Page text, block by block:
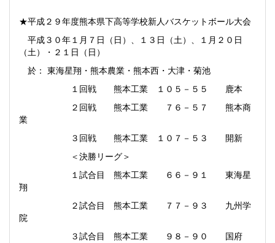
★平成２９年度熊本県下高等学校新人バスケットボール大会
平成３０年１月７日（日）、１３日（土）、１月２０日
（土）・２１日（日）
於： 東海星翔・熊本農業・熊本西・大津・菊池
１回戦 熊本工業 １０５－５５ 鹿本
２回戦 熊本工業 ７６－５７ 熊本商
業
３回戦 熊本工業 １０７－５３ 開新
＜決勝リーグ＞
１試合目 熊本工業 ６６－９１ 東海星
翔
２試合目 熊本工業 ７７－９３ 九州学
院
３試合目 熊本工業 ９８－９０ 国府